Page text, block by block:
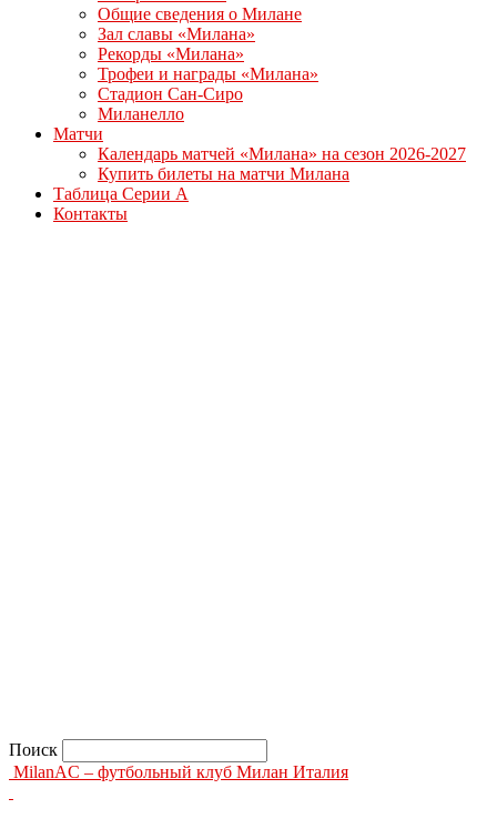
Общие сведения о Милане
Зал славы «Милана»
Рекорды «Милана»
Трофеи и награды «Милана»
Стадион Сан-Сиро
Миланелло
Матчи
Календарь матчей «Милана» на сезон 2026-2027
Купить билеты на матчи Милана
Таблица Серии А
Контакты
Поиск
MilanAC – футбольный клуб Милан Италия